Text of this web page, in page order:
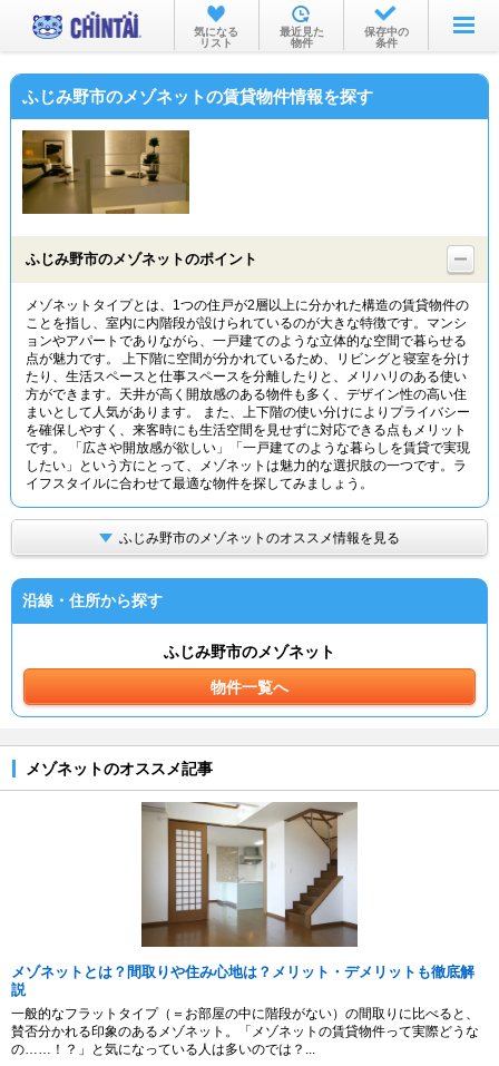
お部屋を探す
沿線・駅から
物件特集から
TOP
気になる
リスト
最近見た
物件
保存中の
条件
ふじみ野市のメゾネットの賃貸物件情報を探す
ふじみ野市のメゾネットのポイント
メゾネットタイプとは、1つの住戸が2層以上に分かれた構造の賃貸物件の
ことを指し、室内に内階段が設けられているのが大きな特徴です。マンシ
ョンやアパートでありながら、一戸建てのような立体的な空間で暮らせる
点が魅力です。 上下階に空間が分かれているため、リビングと寝室を分け
たり、生活スペースと仕事スペースを分離したりと、メリハリのある使い
方ができます。天井が高く開放感のある物件も多く、デザイン性の高い住
まいとして人気があります。 また、上下階の使い分けによりプライバシー
を確保しやすく、来客時にも生活空間を見せずに対応できる点もメリット
です。 「広さや開放感が欲しい」「一戸建てのような暮らしを賃貸で実現
したい」という方にとって、メゾネットは魅力的な選択肢の一つです。ラ
イフスタイルに合わせて最適な物件を探してみましょう。
ふじみ野市のメゾネットのオススメ情報を見る
沿線・住所から探す
ふじみ野市のメゾネット
物件一覧へ
メゾネットのオススメ記事
メゾネットとは？間取りや住み心地は？メリット・デメリットも徹底解
説
一般的なフラットタイプ（＝お部屋の中に階段がない）の間取りに比べると、
賛否分かれる印象のあるメゾネット。「メゾネットの賃貸物件って実際どうな
の……！？」と気になっている人は多いのでは？...